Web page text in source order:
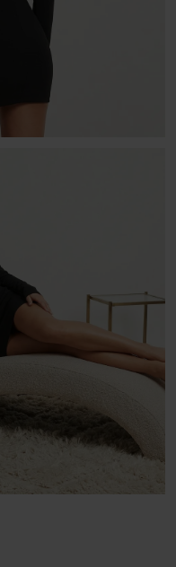
z
konsumenta (Dz.U.
konieczność
konsumentów
w postaci zawierania
R&B COMMERCE
do Rejestru
pod numerem KRS:
oraz REGON:
platformę